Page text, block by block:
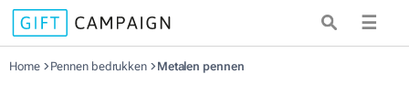
☰
Home Pennen bedrukken Metalen pennen